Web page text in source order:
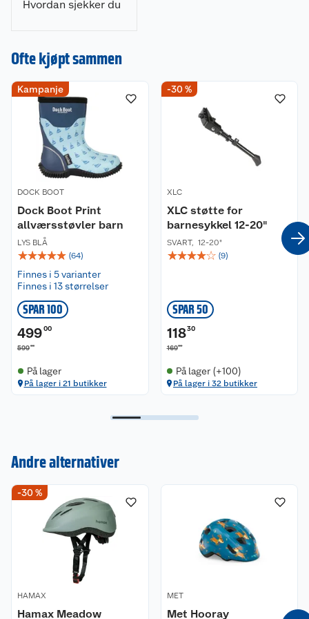
Hvordan sjekker du
trenger å vite når
du kjøper
sykkelhjelm.
Ofte kjøpt sammen
Kampanje
DOCK BOOT
Dock Boot Print
allværsstøvler barn
LYS BLÅ
☆☆☆☆☆ (64)
Finnes i 5 varianter
Finnes i 13 størrelser
SPAR 100
49900
59900
På lager
På lager i 21 butikker
-30 %
XLC
XLC støtte for
barnesykkel 12-20"
SVART, 12-20"
☆☆☆☆☆ (9)
SPAR 50
11830
16900
På lager (+100)
På lager i 32 butikker
Andre alternativer
-30 %
HAMAX
Hamax Meadow
MET
Met Hooray
Om oss
Nyheter
Våre butikker
Våre merkevarer
Kundeservice
Kontakt oss
Angre- og returrett
Reklamasjon og garanti
Ofte stilte spørsmål